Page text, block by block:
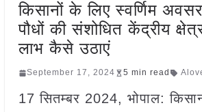
किसानों के लिए स्वर्णिम
पौधों की संशोधित केंद्रीय
लाभ कैसे उठाएं
September 17, 2024 5 min read
17 सितम्बर 2024, भोपाल: